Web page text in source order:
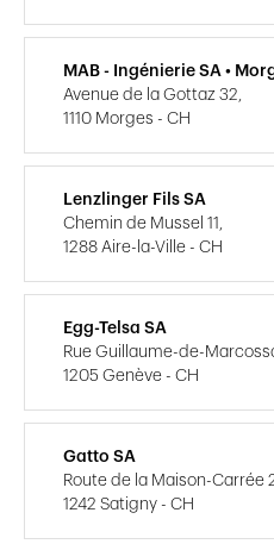
MAB - Ingénierie SA •
Avenue de la Gottaz 32,
1110 Morges - CH
Lenzlinger Fils SA
Chemin de Mussel 11,
1288 Aire-la-Ville - CH
Egg-Telsa SA
Rue Guillaume-de-
1205 Genève - CH
Gatto SA
Route de la Maison-Carrée
1242 Satigny - CH